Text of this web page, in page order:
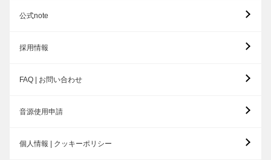
公式note
採用情報
FAQ | お問い合わせ
音源使用申請
個人情報 | クッキーポリシー